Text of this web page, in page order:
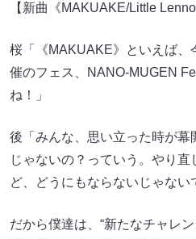
【新曲《MAKUAKE/Little
桜「《MAKUAKE》といえば、
催のフェス、NANO-MUGEN
ね！」
後「みんな、思い立った時が幕
じゃないの？っていう。やり
ど、どうにもならないじゃない
だから僕達は、“新たなチャレ